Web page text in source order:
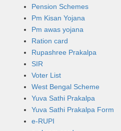
Pension Schemes
Pm Kisan Yojana
Pm awas yojana
Ration card
Rupashree Prakalpa
SIR
Voter List
West Bengal Scheme
Yuva Sathi Prakalpa
Yuva Sathi Prakalpa Form
e-RUPI